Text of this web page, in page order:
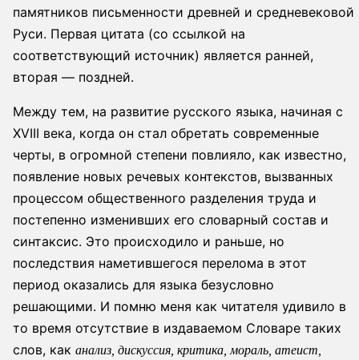
памятников письменности древней и средневековой
Руси. Первая цитата (со ссылкой на
соответствующий источник) является ранней,
вторая — поздней.
Между тем, на развитие русского языка, начиная с
XVIII века, когда он стал обретать современные
черты, в огромной степени повлияло, как известно,
появление новых речевых контекстов, вызванных
процессом общественного разделения труда и
постепенно изменивших его словарный состав и
синтаксис. Это происходило и раньше, но
последствия наметившегося перелома в этот
период оказались для языка безусловно
решающими. И помню меня как читателя удивило в
то время отсутствие в издаваемом Словаре таких
слов, как анализ, дискуссия, критика, мораль, атеист,